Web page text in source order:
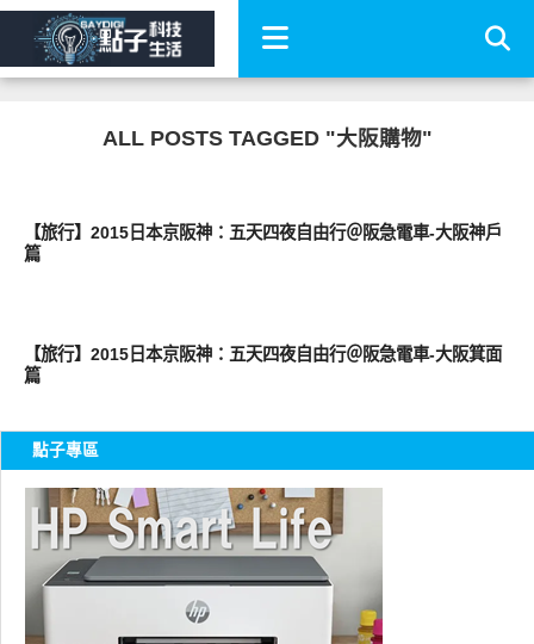
ALL POSTS TAGGED "大阪購物"
【旅行】2015日本京阪神：五天四夜自由行＠阪急電車-大阪神戶
篇
【旅行】2015日本京阪神：五天四夜自由行＠阪急電車-大阪箕面
篇
點子專區